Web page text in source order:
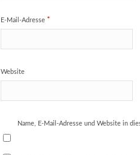
E-Mail-Adresse *
Website
Name, E-Mail-Adresse und Website in